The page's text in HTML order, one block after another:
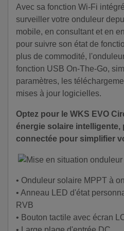
Avec sa fonction Wi-Fi
surveiller votre onduleur
mobile, en consultant et en
pour suivre son état de
plus de commodité,
fonction USB On-The-Go,
paramètres, les
mises à jour logicielles.
Optez pour le WKS EVO
énergie solaire intelligente,
connectée pour simplifier
• Onduleur solaire MPPT à
• Anneau LED d'état
RVB
• Bouton tactile avec écran